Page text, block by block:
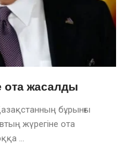
ота жасалды
бұрынғы
жүрегіне ота
...